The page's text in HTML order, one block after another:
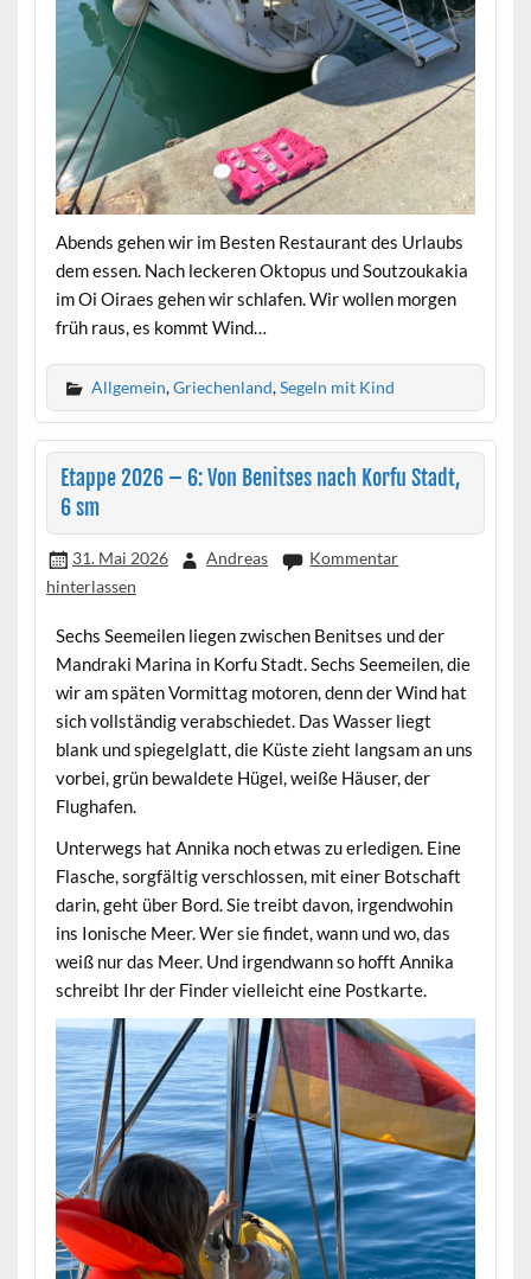
Abends gehen wir im Besten Restaurant des Urlaubs
dem essen. Nach leckeren Oktopus und Soutzoukakia
im Oi Oiraes gehen wir schlafen. Wir wollen morgen
früh raus, es kommt Wind…
Allgemein,Griechenland,Segeln mit Kind
Etappe 2026 – 6: Von Benitses nach Korfu Stadt,
6 sm
31. Mai 2026 Andreas
Kommentar
hinterlassen
Sechs Seemeilen liegen zwischen Benitses und der
Mandraki Marina in Korfu Stadt. Sechs Seemeilen, die
wir am späten Vormittag motoren, denn der Wind hat
sich vollständig verabschiedet. Das Wasser liegt
blank und spiegelglatt, die Küste zieht langsam an uns
vorbei, grün bewaldete Hügel, weiße Häuser, der
Flughafen.
Unterwegs hat Annika noch etwas zu erledigen. Eine
Flasche, sorgfältig verschlossen, mit einer Botschaft
darin, geht über Bord. Sie treibt davon, irgendwohin
ins Ionische Meer. Wer sie findet, wann und wo, das
weiß nur das Meer. Und irgendwann so hofft Annika
schreibt Ihr der Finder vielleicht eine Postkarte.